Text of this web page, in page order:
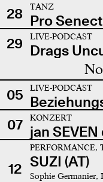
28
TANZ
Pro
29
LIVE-PODCAST
Drags
05 LIVE-PODCAST
07
KONZERT
jan
12
PERFORMANCE,
SUZI (AT)
Sophie Germanier,